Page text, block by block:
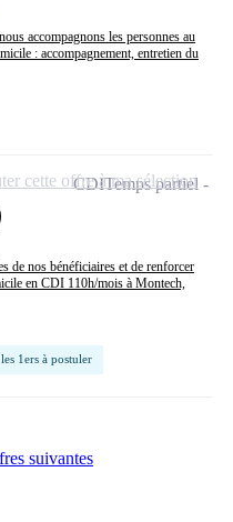
accompagnons les personnes au
: accompagnement, entretien du
de nos bénéficiaires et de renforcer
en CDI 110h/mois à Montech,
1ers à postuler
CDITemps partiel
cette offre à ma sélection
suivantes